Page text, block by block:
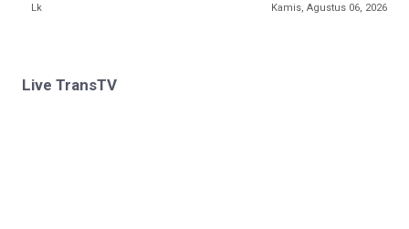
Lk Kamis, Agustus 06, 2026
Live TransTV